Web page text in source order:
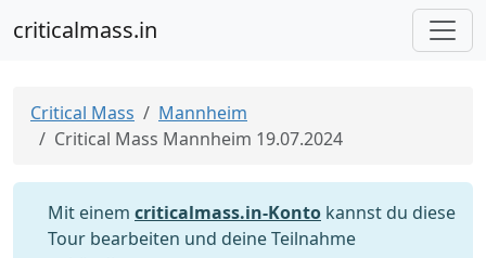
criticalmass.in
Critical Mass
Mannheim
Critical Mass Mannheim 19.07.2024
Mit einem criticalmass.in-Konto kannst du diese
Tour bearbeiten und deine Teilnahme